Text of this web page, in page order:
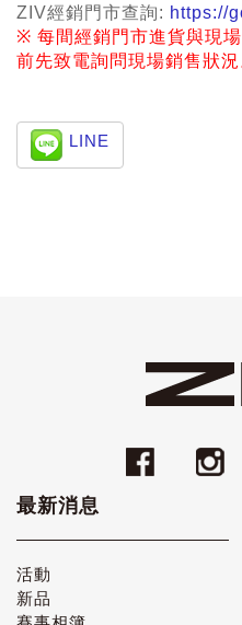
ZIV經銷門市查詢: https://
※ 每間經銷門市進貨與現
前先致電詢問現場銷售狀況
LINE
最新消息
活動
新品